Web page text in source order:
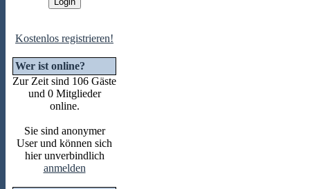
Kostenlos registrieren!
Wer ist online?
Zur Zeit sind 106 Gäste
und 0 Mitglieder
online.
Sie sind anonymer
User und können sich
hier unverbindlich
anmelden